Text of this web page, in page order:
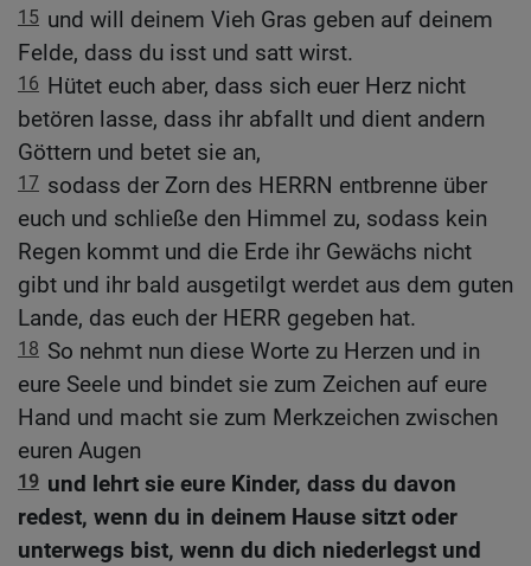
15 und will deinem Vieh Gras geben auf deinem
Felde, dass du isst und satt wirst.
16 Hütet euch aber, dass sich euer Herz nicht
betören lasse, dass ihr abfallt und dient andern
Göttern und betet sie an,
17 sodass der Zorn des HERRN entbrenne über
euch und schließe den Himmel zu, sodass kein
Regen kommt und die Erde ihr Gewächs nicht
gibt und ihr bald ausgetilgt werdet aus dem guten
Lande, das euch der HERR gegeben hat.
18 So nehmt nun diese Worte zu Herzen und in
eure Seele und bindet sie zum Zeichen auf eure
Hand und macht sie zum Merkzeichen zwischen
euren Augen
19 und lehrt sie eure Kinder, dass du davon
redest, wenn du in deinem Hause sitzt oder
unterwegs bist, wenn du dich niederlegst und